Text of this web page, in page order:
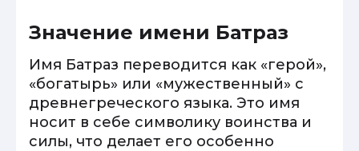
Значение имени Батраз
Имя Батраз переводится как «герой»,
«богатырь» или «мужественный» с
древнегреческого языка. Это имя
носит в себе символику воинства и
силы, что делает его особенно